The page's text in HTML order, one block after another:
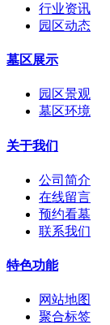
行业资讯
园区动态
墓区展示
园区景观
墓区环境
关于我们
公司简介
在线留言
预约看墓
联系我们
特色功能
网站地图
聚合标签